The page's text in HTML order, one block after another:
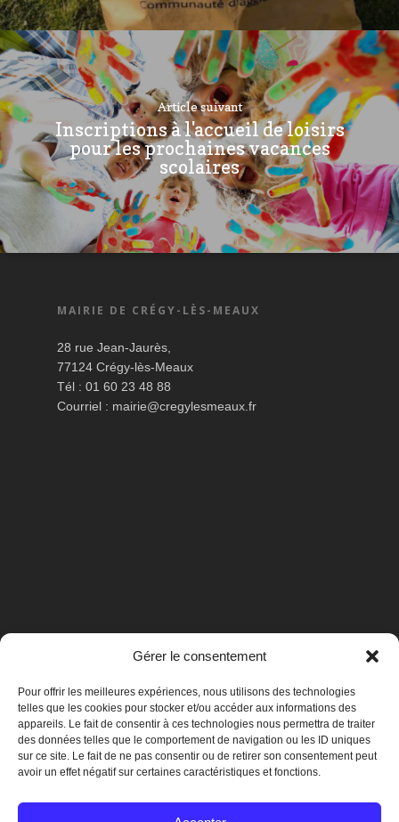
Gérer le consentement
Pour offrir les meilleures expériences, nous utilisons des technologies
telles que les cookies pour stocker et/ou accéder aux informations des
appareils. Le fait de consentir à ces technologies nous permettra de traiter
des données telles que le comportement de navigation ou les ID uniques
sur ce site. Le fait de ne pas consentir ou de retirer son consentement peut
avoir un effet négatif sur certaines caractéristiques et fonctions.
Article suivant
Inscriptions à l'accueil de loisirs
pour les prochaines vacances
scolaires
MAIRIE DE CRÉGY-LÈS-MEAUX
28 rue Jean-Jaurès,
77124 Crégy-lès-Meaux
Tél : 01 60 23 48 88
Courriel : mairie@cregylesmeaux.fr
Mentions légales